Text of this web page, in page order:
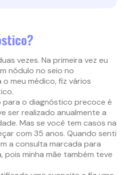
vezes. Na primeira vez eu
nódulo no seio no
meu médico, fiz vários
para o diagnóstico precoce é
ser realizado anualmente a
Mas se você tem casos na
com 35 anos. Quando senti
a consulta marcada para
pois minha mãe também teve